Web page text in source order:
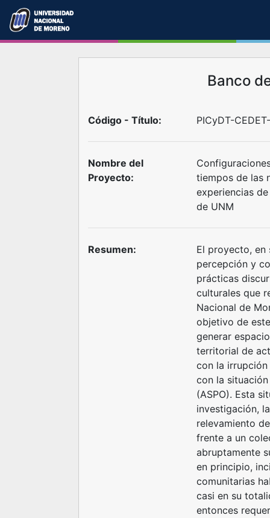
Banco
Código - Título: PICyDT-
Nombre del
Proyecto:
tiempos de las
experiencias
de UNM
Resumen:
El proyecto, en
percepción y
prácticas
culturales que
Nacional de
objetivo de
generar
territorial de
con la
con la
(ASPO). Esta
investigación,
relevamiento
frente a un
abruptamente
en principio,
comunitarias
casi en su
entonces